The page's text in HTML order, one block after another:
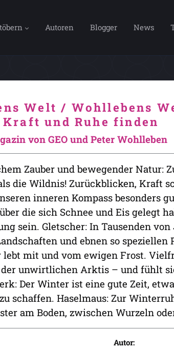
Autoren Blogger News
Welt / Wohllebens
und Ruhe finden
von GEO und Peter Wohlleben
Zauber und bewegender Natur:
die Wildnis! Zurückblicken, Kraft
inneren Kompass besonders
die sich Schnee und Eis gelegt
sein. Gletscher: In Tausenden
und ebnen so speziellen
lebt mit und vom ewigen Frost.
unwirtlichen Arktis – und fühlt
Der Winter ist eine gute Zeit,
schaffen. Haselmaus: Zur
am Boden, zwischen Wurzeln
Autor: